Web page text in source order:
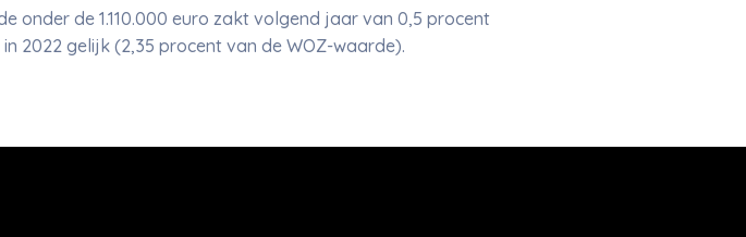
onder de 1.110.000 euro zakt volgend jaar van 0,5 procent
2022 gelijk (2,35 procent van de WOZ-waarde).